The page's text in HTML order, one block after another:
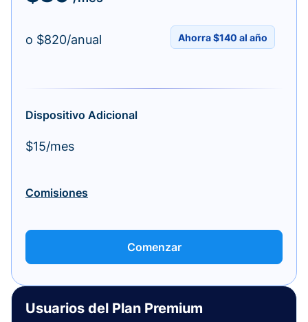
o $820/anual Ahorra $140 al año
Dispositivo Adicional
$15/mes
Comisiones
Comenzar
Usuarios del Plan Premium